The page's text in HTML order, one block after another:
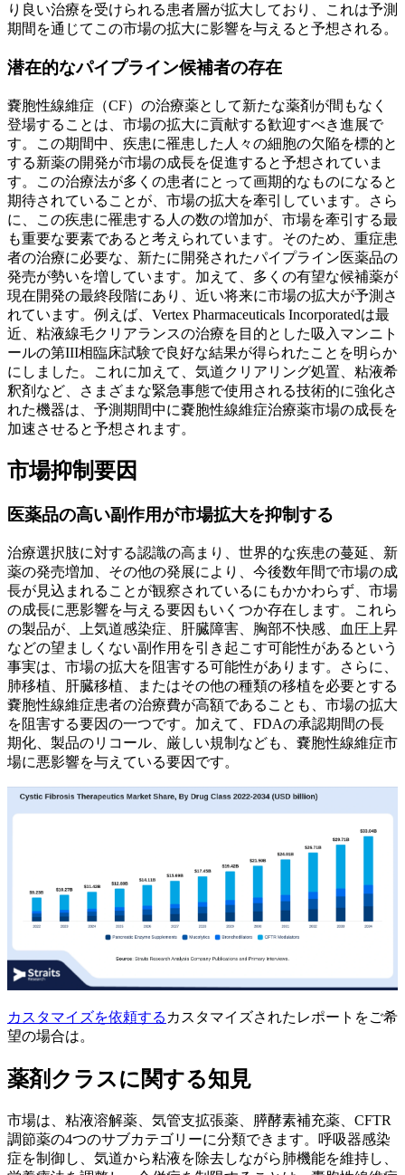
り良い治療を受けられる患者層が拡大しており、これは予測
期間を通じてこの市場の拡大に影響を与えると予想される。
潜在的なパイプライン候補者の存在
嚢胞性線維症（CF）の治療薬として新たな薬剤が間もなく
登場することは、市場の拡大に貢献する歓迎すべき進展で
す。この期間中、疾患に罹患した人々の細胞の欠陥を標的と
する新薬の開発が市場の成長を促進すると予想されていま
す。この治療法が多くの患者にとって画期的なものになると
期待されていることが、市場の拡大を牽引しています。さら
に、この疾患に罹患する人の数の増加が、市場を牽引する最
も重要な要素であると考えられています。そのため、重症患
者の治療に必要な、新たに開発されたパイプライン医薬品の
発売が勢いを増しています。加えて、多くの有望な候補薬が
現在開発の最終段階にあり、近い将来に市場の拡大が予測さ
れています。例えば、Vertex Pharmaceuticals Incorporatedは最
近、粘液線毛クリアランスの治療を目的とした吸入マンニト
ールの第III相臨床試験で良好な結果が得られたことを明らか
にしました。これに加えて、気道クリアリング処置、粘液希
釈剤など、さまざまな緊急事態で使用される技術的に強化さ
れた機器は、予測期間中に嚢胞性線維症治療薬市場の成長を
加速させると予想されます。
市場抑制要因
医薬品の高い副作用が市場拡大を抑制する
治療選択肢に対する認識の高まり、世界的な疾患の蔓延、新
薬の発売増加、その他の発展により、今後数年間で市場の成
長が見込まれることが観察されているにもかかわらず、市場
の成長に悪影響を与える要因もいくつか存在します。これら
の製品が、上気道感染症、肝臓障害、胸部不快感、血圧上昇
などの望ましくない副作用を引き起こす可能性があるという
事実は、市場の拡大を阻害する可能性があります。さらに、
肺移植、肝臓移植、またはその他の種類の移植を必要とする
嚢胞性線維症患者の治療費が高額であることも、市場の拡大
を阻害する要因の一つです。加えて、FDAの承認期間の長
期化、製品のリコール、厳しい規制なども、嚢胞性線維症市
場に悪影響を与えている要因です。
カスタマイズを依頼する カスタマイズされたレポートをご希
望の場合は。
薬剤クラスに関する知見
市場は、粘液溶解薬、気管支拡張薬、膵酵素補充薬、CFTR
調節薬の4つのサブカテゴリーに分類できます。呼吸器感染
症を制御し、気道から粘液を除去しながら肺機能を維持し、